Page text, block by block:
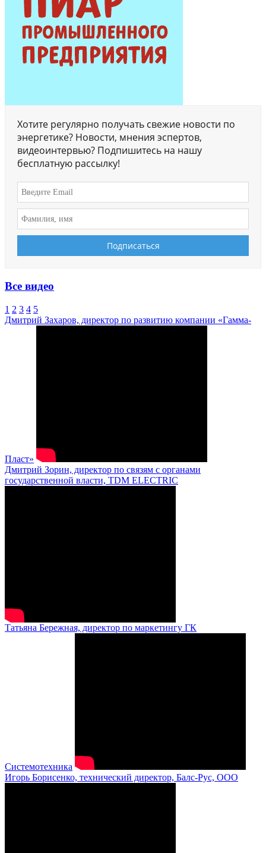
Хотите регулярно получать свежие новости по
энергетике? Новости, мнения эспертов,
видеоинтервью? Подпишитесь на нашу
бесплатную рассылку!
Все видео
1 2 3 4 5
Дмитрий Захаров, директор по развитию компании «Гамма-
Пласт»
Дмитрий Зорин, директор по связям с органами
государственной власти, TDM ELECTRIC
Татьяна Бережная, директор по маркетингу ГК
Системотехника
Игорь Борисенко, технический директор, Балс-Рус, ООО